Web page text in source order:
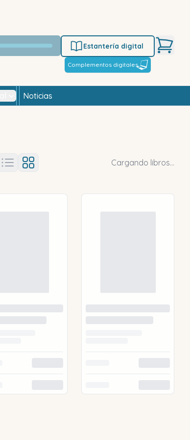
Estantería digital
Complementos digitales
Noticias
Cargando libros...